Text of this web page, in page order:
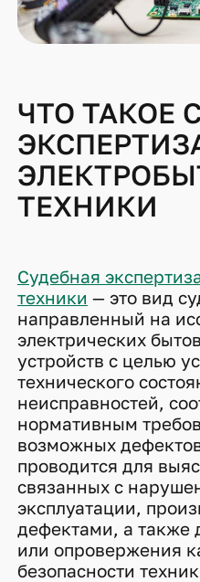
ЧТО ТАКОЕ
ТЕХНИКИ
Судебная
техники — это вид
направленный на
электрических
устройств с целью
технического
неисправностей,
нормативным
возможных
проводится для
связанных с
эксплуатации,
дефектами, а также
или опровержения
безопасности